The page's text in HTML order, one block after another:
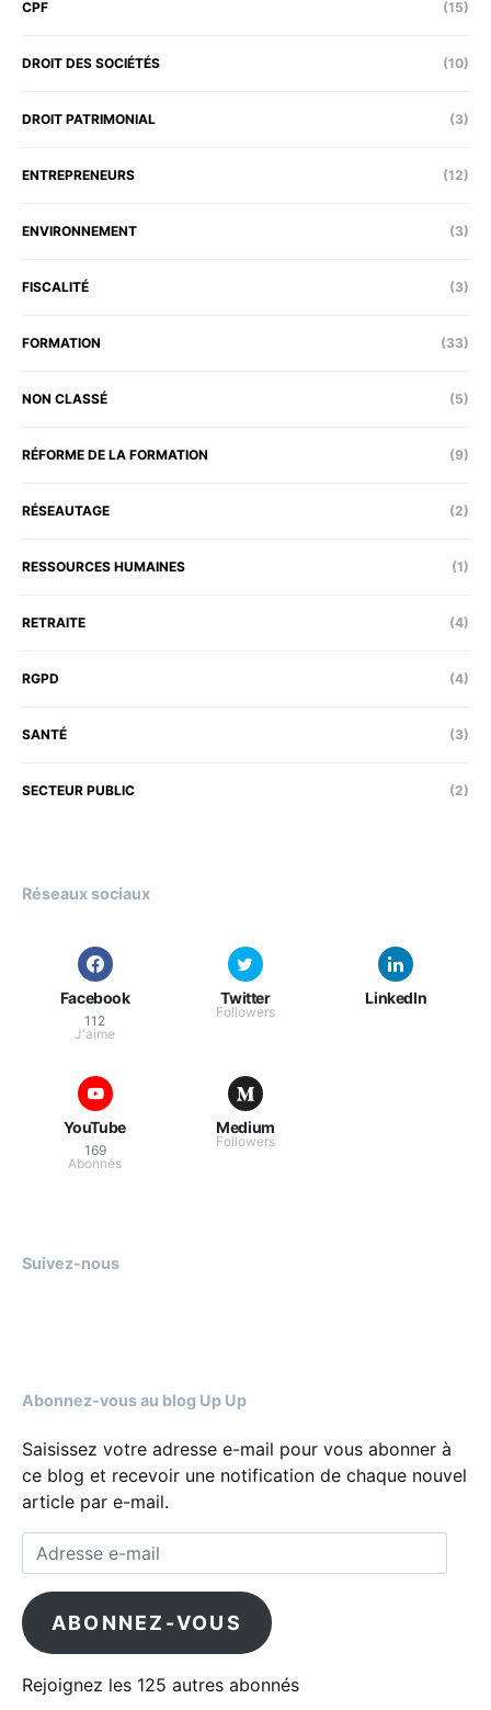
CPF (15)
DROIT DES SOCIÉTÉS (10)
DROIT PATRIMONIAL (3)
ENTREPRENEURS (12)
ENVIRONNEMENT (3)
FISCALITÉ (3)
FORMATION (33)
NON CLASSÉ (5)
RÉFORME DE LA FORMATION (9)
RÉSEAUTAGE (2)
RESSOURCES HUMAINES (1)
RETRAITE (4)
RGPD (4)
SANTÉ (3)
SECTEUR PUBLIC (2)
Réseaux sociaux
Facebook
112
J'aime
Twitter
Followers
LinkedIn
YouTube
169
Abonnés
Medium
Followers
Suivez-nous
Abonnez-vous au blog Up Up
Saisissez votre adresse e-mail pour vous abonner à
ce blog et recevoir une notification de chaque nouvel
article par e-mail.
ABONNEZ-VOUS
Rejoignez les 125 autres abonnés